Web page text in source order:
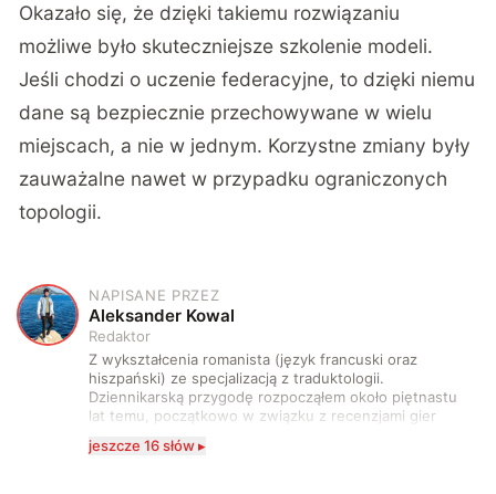
Okazało się, że dzięki takiemu rozwiązaniu
możliwe było skuteczniejsze szkolenie modeli.
Jeśli chodzi o uczenie federacyjne, to dzięki niemu
dane są bezpiecznie przechowywane w wielu
miejscach, a nie w jednym. Korzystne zmiany były
zauważalne nawet w przypadku ograniczonych
topologii.
A
NAPISANE PRZEZ
Aleksander Kowal
Redaktor
Z wykształcenia romanista (język francuski oraz
hiszpański) ze specjalizacją z traduktologii.
Dziennikarską przygodę rozpocząłem około piętnastu
lat temu, początkowo w związku z recenzjami gier
komputerowych i filmów. Obecnie publikuję
zdecydowanie częściej na tematy związane z nauką
jeszcze 16 słów ▸